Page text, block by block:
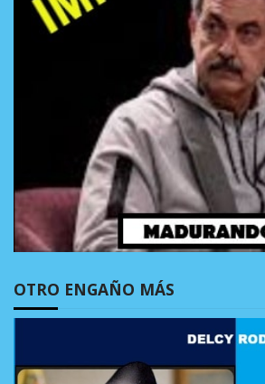
OTRO ENGAÑO MÁS